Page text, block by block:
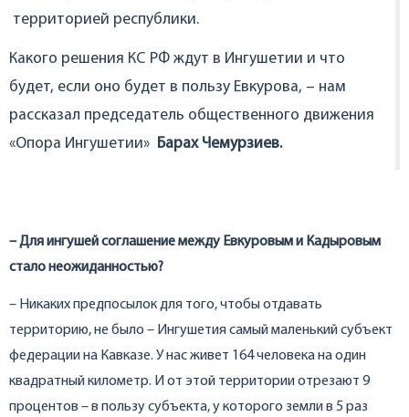
территорией республики.
Какого решения КС РФ ждут в Ингушетии и что
будет, если оно будет в пользу Евкурова, – нам
рассказал председатель общественного движения
«Опора Ингушетии» Барах Чемурзиев.
– Для ингушей соглашение между Евкуровым и Кадыровым
стало неожиданностью?
– Никаких предпосылок для того, чтобы отдавать
территорию, не было – Ингушетия самый маленький субъект
федерации на Кавказе. У нас живет 164 человека на один
квадратный километр. И от этой территории отрезают 9
процентов – в пользу субъекта, у которого земли в 5 раз